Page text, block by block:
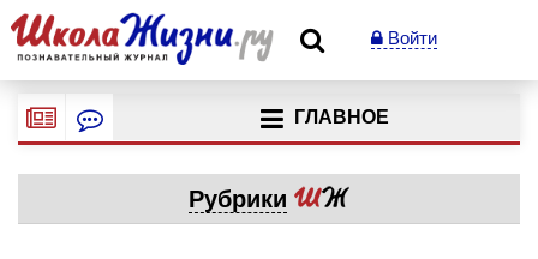
Войти
ГЛАВНОЕ
Рубрики